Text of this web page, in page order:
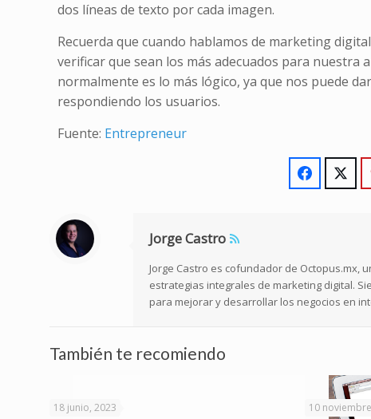
dos líneas de texto por cada imagen.
Recuerda que cuando hablamos de marketing
verificar que sean los más adecuados para nuestra
normalmente es lo más lógico, ya que nos puede
respondiendo los usuarios.
Fuente: Entrepreneur
Jorge Castro
Jorge Castro es cofundador de Octopus.mx,
estrategias integrales de marketing digital.
para mejorar y desarrollar los negocios en
También te recomiendo
18 junio, 2023 10